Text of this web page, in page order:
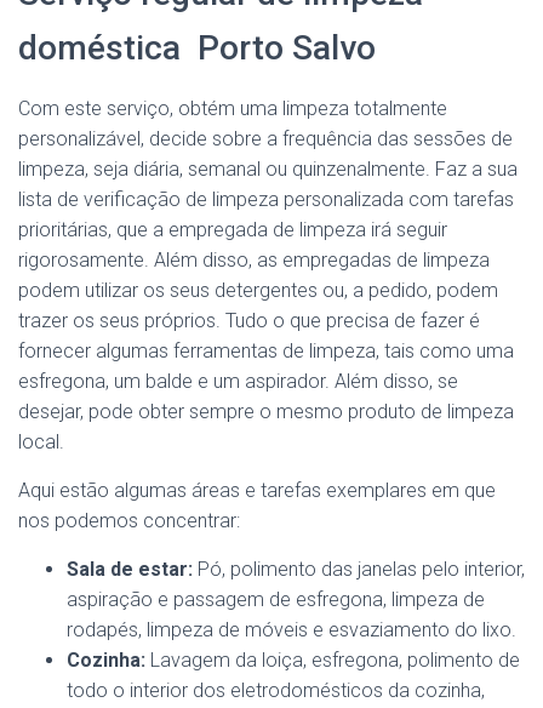
doméstica Porto Salvo
Com este serviço, obtém uma limpeza totalmente
personalizável, decide sobre a frequência das sessões de
limpeza, seja diária, semanal ou quinzenalmente. Faz a sua
lista de verificação de limpeza personalizada com tarefas
prioritárias, que a empregada de limpeza irá seguir
rigorosamente. Além disso, as empregadas de limpeza
podem utilizar os seus detergentes ou, a pedido, podem
trazer os seus próprios. Tudo o que precisa de fazer é
fornecer algumas ferramentas de limpeza, tais como uma
esfregona, um balde e um aspirador. Além disso, se
desejar, pode obter sempre o mesmo produto de limpeza
local.
Aqui estão algumas áreas e tarefas exemplares em que
nos podemos concentrar:
Sala de estar: Pó, polimento das janelas pelo interior,
aspiração e passagem de esfregona, limpeza de
rodapés, limpeza de móveis e esvaziamento do lixo.
Cozinha: Lavagem da loiça, esfregona, polimento de
todo o interior dos eletrodomésticos da cozinha,